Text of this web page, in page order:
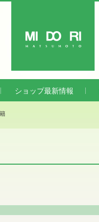
ショップ最新情報